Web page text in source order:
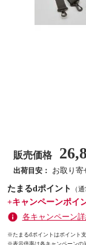
販売価格
出荷目安：
お取り寄
たまるdポイント
（通
+キャンペーンポイ
各キャンペーン
※たまるdポイントはポイント